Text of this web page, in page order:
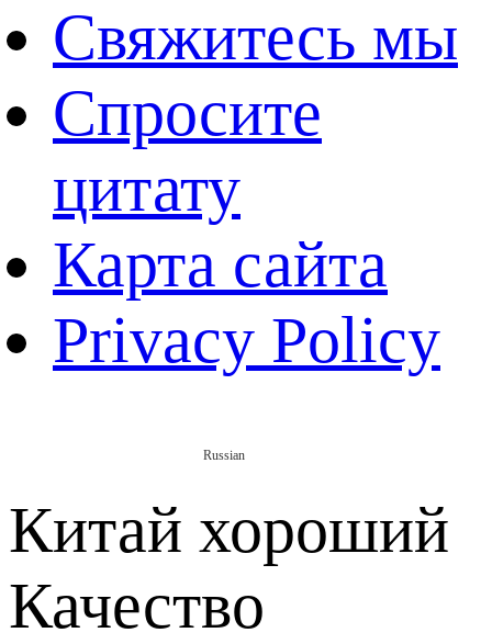
Свяжитесь мы
Спросите
цитату
Карта сайта
Privacy Policy
Russian
Китай хороший
Качество